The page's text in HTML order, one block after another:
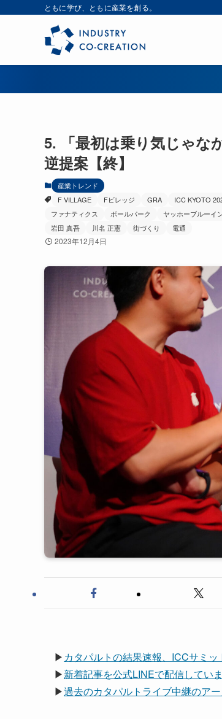
ともに学び、ともに産業を創る。
5. 「最初は乗り気じゃな
逆提案【終】
産業トレンド
F VILLAGE
Fビレッジ GRA ICC KYOTO
ファナティクス
ボールパーク ヤッホーブルーイ
岩田 真吾
川名 正憲 街づくり 電通
2023年12月4日
▶ カタパルトの結果速報、ICCサミ
▶新着記事を公式LINEで配信してい
▶過去のカタパルトライブ中継のア